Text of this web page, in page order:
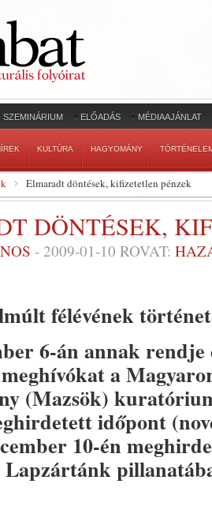
SZEMINÁRIUM ELŐADÁS MÉDIAAJÁNLAT
KULTÚRA HAGYOMÁNY
Elmaradt döntések, kifizetetlen pénzek
DÖNTÉSEK,
- 2009-01-10 ROVAT:
félévének
6-án annak
a
(Mazsök)
időpont
10-én